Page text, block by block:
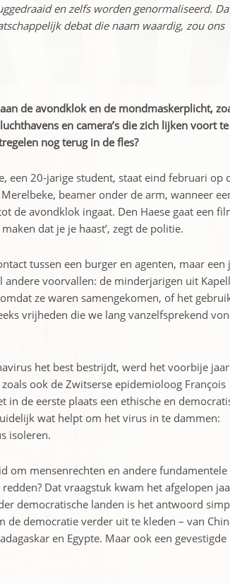
en zelfs worden genormaliseerd.
debat die naam waardig, zou ons
de avondklok en de mondmaskerplicht,
en camera’s die zich lijken voort te
nog terug in de fles?
een 20-jarige student, staat eind februari op
beamer onder de arm, wanneer
de avondklok ingaat. Den Haese gaat een
dat je je haast’, zegt de politie.
tussen een burger en agenten, maar een
­andere voorvallen: de ­minderjarigen uit
ze waren samengekomen, of het
vrijheden die we lang vanzelfsprekend
het best bestrijdt, werd het voorbije jaar
ook de Zwitserse epidemioloog François
in de eerste plaats een ethische en
wat helpt om het virus in te dammen:
isoleren.
om mensenrechten en andere fundamentele
Dat vraagstuk kwam het afgelopen
­democratische landen is het antwoord
de ­democratie verder uit te kleden – van
en Egypte. Maar ook een gevestigde